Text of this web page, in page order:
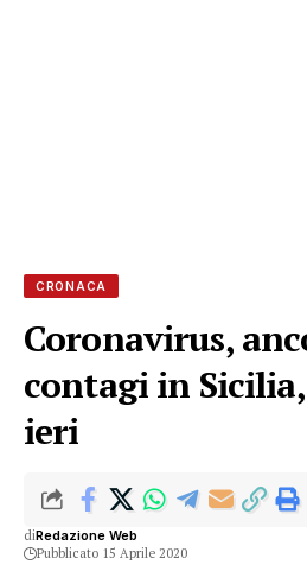
CRONACA
Coronavirus,
contagi in
ieri
diRedazione Web
Pubblicato 15 Aprile 2020